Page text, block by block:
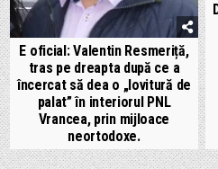
E oficial: Valentin Resmeriță,
tras pe dreapta după ce a
încercat să dea o „lovitură de
palat” în interiorul PNL
Vrancea, prin mijloace
neortodoxe.